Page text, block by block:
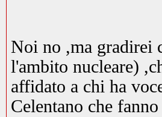
Noi no ,ma gradirei
l'ambito nucleare)
affidato a chi ha
Celentano che